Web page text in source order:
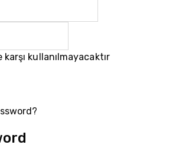
kullanılmayacaktır